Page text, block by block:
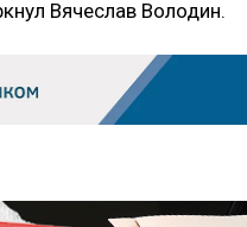
Вячеслав Володин.